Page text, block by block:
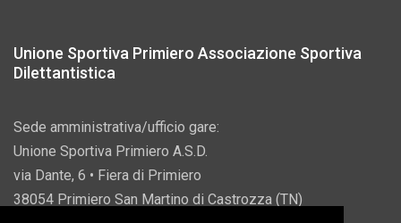
Unione Sportiva Primiero Associazione Sportiva
Dilettantistica
Sede amministrativa/ufficio gare:
Unione Sportiva Primiero A.S.D.
via Dante, 6 • Fiera di Primiero
38054 Primiero San Martino di Castrozza (TN)